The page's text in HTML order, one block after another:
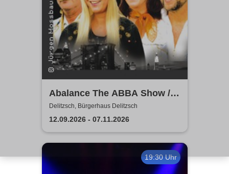
Abalance The ABBA Show /
Revival Show - a tribute to
ABBA
Delitzsch, Bürgerhaus Delitzsch
12.09.2026 - 07.11.2026
19:30 Uhr